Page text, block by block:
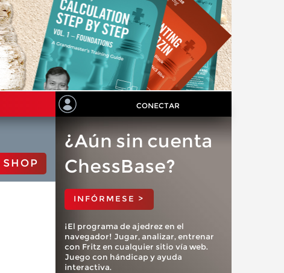
CONECTAR
SHOP
¿Aún sin cuenta
ChessBase?
INFÓRMESE >
¡El programa de ajedrez en el
navegador! Jugar, analizar, entrenar
con Fritz en cualquier sitio vía web.
Juego con hándicap y ayuda
interactiva.